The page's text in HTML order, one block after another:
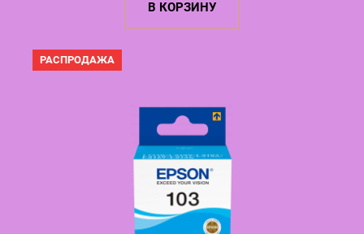
составляла
8,25 €.
7,65 €.
В КОРЗИНУ
РАСПРОДАЖАПРОДАВАЕМЫЙ
ТОВАР